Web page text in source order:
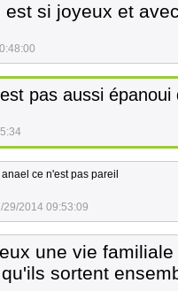
est si joyeux et
pas aussi
ce n'est pas pareil
29/2014 09:53:09
une vie
sortent